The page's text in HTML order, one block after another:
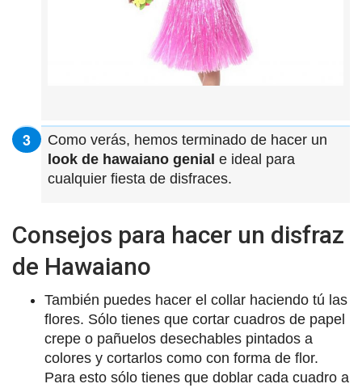
Como verás, hemos terminado de hacer un
look de hawaiano genial e ideal para
cualquier fiesta de disfraces.
Consejos para hacer un disfraz
de Hawaiano
También puedes hacer el collar haciendo tú las
flores. Sólo tienes que cortar cuadros de papel
crepe o pañuelos desechables pintados a
colores y cortarlos como con forma de flor.
Para esto sólo tienes que doblar cada cuadro a